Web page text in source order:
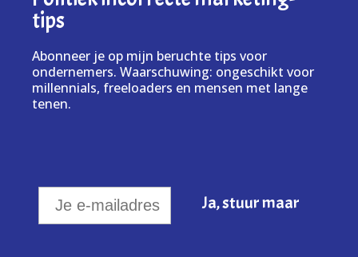
tips
Abonneer je op mijn beruchte tips voor
ondernemers. Waarschuwing: ongeschikt voor
millennials, freeloaders en mensen met lange
tenen.